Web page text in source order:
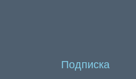
Подписка